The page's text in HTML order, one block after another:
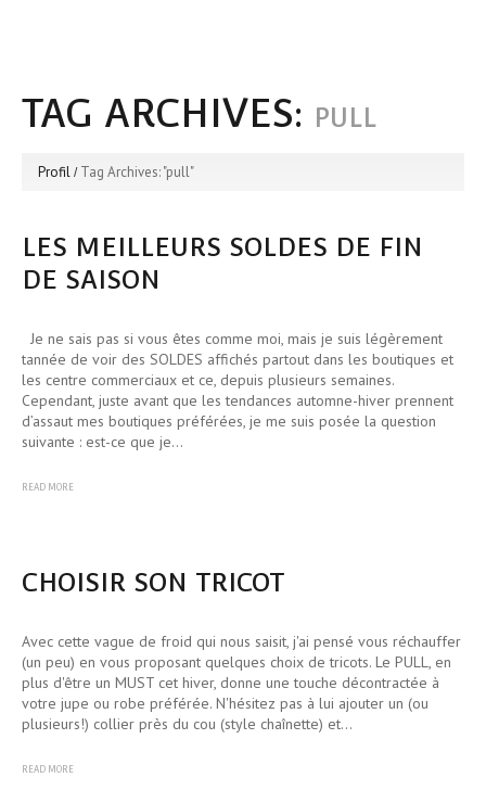
TAG ARCHIVES: PULL
Profil Tag Archives: "pull"
LES MEILLEURS SOLDES DE FIN
DE SAISON
Je ne sais pas si vous êtes comme moi, mais je suis légèrement
tannée de voir des SOLDES affichés partout dans les boutiques et
les centre commerciaux et ce, depuis plusieurs semaines.
Cependant, juste avant que les tendances automne-hiver prennent
d’assaut mes boutiques préférées, je me suis posée la question
suivante : est-ce que je…
READ MORE
CHOISIR SON TRICOT
Avec cette vague de froid qui nous saisit, j'ai pensé vous réchauffer
(un peu) en vous proposant quelques choix de tricots. Le PULL, en
plus d'être un MUST cet hiver, donne une touche décontractée à
votre jupe ou robe préférée. N'hésitez pas à lui ajouter un (ou
plusieurs!) collier près du cou (style chaînette) et…
READ MORE